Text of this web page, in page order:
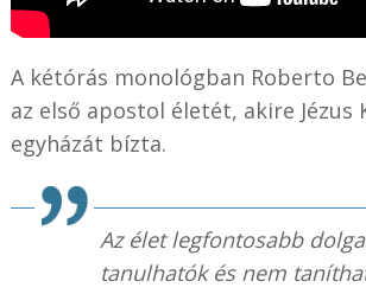
A kétórás monológban Roberto
az első apostol életét, akire Jézus
egyházát bízta.
Az élet legfontosabb
tanulhatók és nem